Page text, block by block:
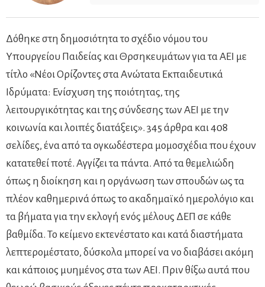
Δόθηκε στη δημοσιότητα το σχέδιο νόμου του
Υπουργείου Παιδείας και Θρσηκευμάτων για τα ΑΕΙ με
τίτλο «Νέοι Ορίζοντες στα Ανώτατα Εκπαιδευτικά
Ιδρύματα: Ενίσχυση της ποιότητας, της
λειτουργικότητας και της σύνδεσης των ΑΕΙ με την
κοινωνία και λοιπές διατάξεις». 345 άρθρα και 408
σελίδες, ένα από τα ογκωδέστερα μομοσχέδια που έχουν
κατατεθεί ποτέ. Αγγίζει τα πάντα. Από τα θεμελιώδη
όπως η διοίκηση και η οργάνωση των σπουδών ως τα
πλέον καθημερινά όπως το ακαδημαϊκό ημερολόγιο και
τα βήματα για την εκλογή ενός μέλους ΔΕΠ σε κάθε
βαθμίδα. Το κείμενο εκτενέστατο και κατά διαστήματα
λεπτερομέστατο, δύσκολα μπορεί να νο διαβάσει ακόμη
και κάποιος μυημένος στα των ΑΕΙ. Πριν θίξω αυτά που